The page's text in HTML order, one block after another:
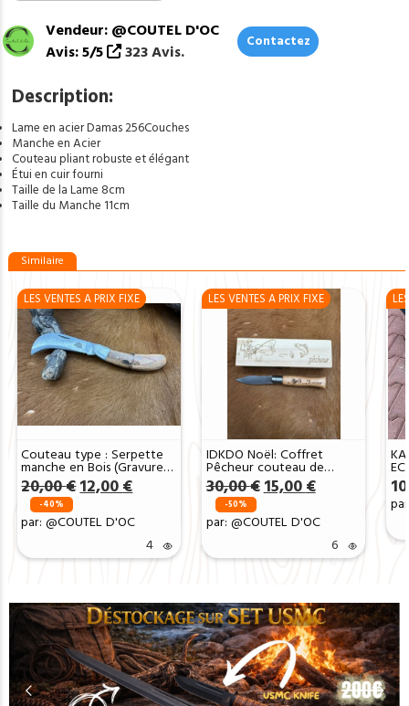
Vendeur: @COUTEL D'OC
Avis: 5/5
323 Avis.
Contactez
Description:
Lame en acier Damas 256Couches
Manche en Acier
Couteau pliant robuste et élégant
Étui en cuir fourni
Taille de la Lame 8cm
Taille du Manche 11cm
Similaire
LES VENTES A PRIX FIXE
Couteau type : Serpette
manche en Bois (Gravure
Prénom Offerte) ref
SP2511
20,00€Le
prix
initial
était :
12,00 €Le
prix
actuel
est :
12,00 €.
-40%
par: @COUTEL D'OC
4
LES VENTES A PRIX FIXE
IDKDO Noël: Coffret
Pêcheur couteau de
poche en bois avec
gravure et possibilité de
rajouté un prénom ref T911
30,00€ Le
prix
initial
était :
15,00 €Le
prix
actuel
est :
15,00 €.
-50%
par: @COUTEL D'OC
6